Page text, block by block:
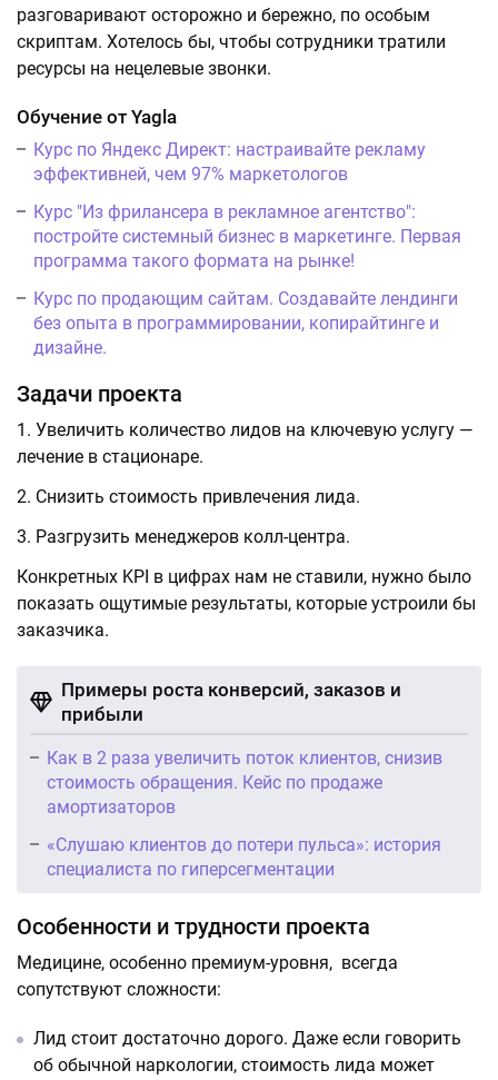
разговаривают осторожно и бережно, по особым
скриптам. Хотелось бы, чтобы сотрудники тратили
ресурсы на нецелевые звонки.
Обучение от Yagla
Курс по Яндекс Директ: настраивайте рекламу
эффективней, чем 97% маркетологов
Курс "Из фрилансера в рекламное агентство":
постройте системный бизнес в маркетинге. Первая
программа такого формата на рынке!
Курс по продающим сайтам. Создавайте лендинги
без опыта в программировании, копирайтинге и
дизайне.
Задачи проекта
Увеличить количество лидов на ключевую услугу —
лечение в стационаре.
Снизить стоимость привлечения лида.
Разгрузить менеджеров колл-центра.
Конкретных KPI в цифрах нам не ставили, нужно было
показать ощутимые результаты, которые устроили бы
заказчика.
Примеры роста конверсий, заказов и
прибыли
Как в 2 раза увеличить поток клиентов, снизив
стоимость обращения. Кейс по продаже
амортизаторов
«Слушаю клиентов до потери пульса»: история
специалиста по гиперсегментации
Особенности и трудности проекта
Медицине, особенно премиум-уровня, всегда
сопутствуют сложности:
Лид стоит достаточно дорого. Даже если говорить
об обычной наркологии, стоимость лида может